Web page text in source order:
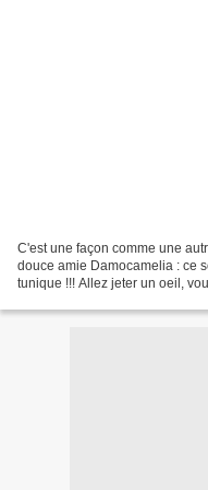
C'est une façon comme une
douce amie Damocamelia : ce
tunique !!! Allez jeter un oeil,